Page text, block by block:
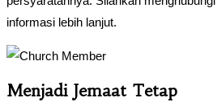
informasi lebih lanjut.
Menjadi Jemaat Tetap